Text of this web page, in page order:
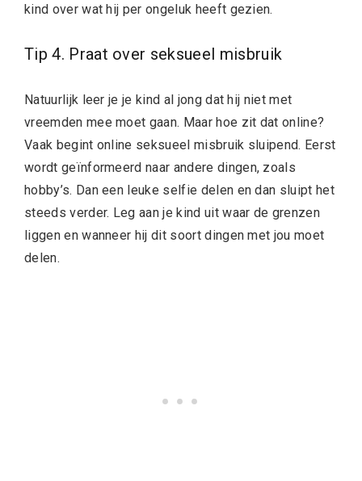
kind over wat hij per ongeluk heeft gezien.
Tip 4. Praat over seksueel misbruik
Natuurlijk leer je je kind al jong dat hij niet met
vreemden mee moet gaan. Maar hoe zit dat online?
Vaak begint online seksueel misbruik sluipend. Eerst
wordt geïnformeerd naar andere dingen, zoals
hobby’s. Dan een leuke selfie delen en dan sluipt het
steeds verder. Leg aan je kind uit waar de grenzen
liggen en wanneer hij dit soort dingen met jou moet
delen.